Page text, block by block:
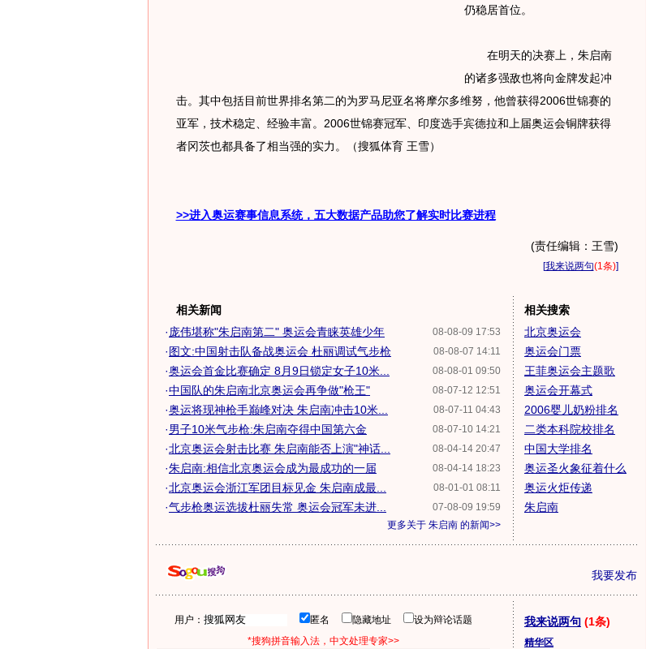
仍稳居首位。
在明天的决赛上，朱启南
的诸多强敌也将向金牌发起冲
击。其中包括目前世界排名第二的为罗马尼亚名将摩尔多维努，他曾获得2006世锦赛的
亚军，技术稳定、经验丰富。2006世锦赛冠军、印度选手宾德拉和上届奥运会铜牌获得
者冈茨也都具备了相当强的实力。（搜狐体育 王雪）
>>进入奥运赛事信息系统，五大数据产品助您了解实时比赛进程
(责任编辑：王雪)
[我来说两句(1条)]
相关新闻
08-08-09 17:53
· 庞伟堪称"朱启南第二" 奥运会青睐英雄少年
08-08-07 14:11
·图文:中国射击队备战奥运会 杜丽调试气步枪
08-08-01 09:50
·奥运会首金比赛确定 8月9日锁定女子10米...
08-07-12 12:51
·中国队的朱启南北京奥运会再争做"枪王"
08-07-11 04:43
·奥运将现神枪手巅峰对决 朱启南冲击10米...
08-07-10 14:21
·男子10米气步枪:朱启南夺得中国第六金
08-04-14 20:47
·北京奥运会射击比赛 朱启南能否上演"神话...
08-04-14 18:23
·朱启南:相信北京奥运会成为最成功的一届
08-01-01 08:11
·北京奥运会浙江军团目标见金 朱启南成最...
07-08-09 19:59
·气步枪奥运选拔杜丽失常 奥运会冠军未进...
更多关于 朱启南 的新闻>>
相关搜索
北京奥运会
奥运会门票
王菲奥运会主题歌
奥运会开幕式
2006婴儿奶粉排名
二类本科院校排名
中国大学排名
奥运圣火象征着什么
奥运火炬传递
朱启南
我要发布
用户： 匿名 隐藏地址
设为辩论话题
*搜狗拼音输入法，中文处理专家>>
我来说两句 (1条)
精华区